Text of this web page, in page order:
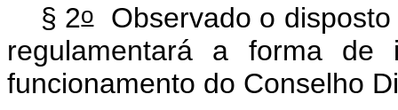
§ 2oObservado o
regulamentará a forma de
funcionamento do Conselho